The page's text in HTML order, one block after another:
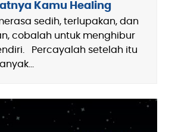
Kamu Healing
sedih, terlupakan, dan
cobalah untuk menghibur
Percayalah setelah itu